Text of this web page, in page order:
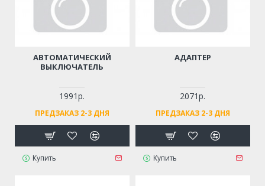
АВТОМАТИЧЕСКИЙ
ВЫКЛЮЧАТЕЛЬ
1991р.
ПРЕДЗАКАЗ 2-3 ДНЯ
Купить
АДАПТЕР
2071р.
ПРЕДЗАКАЗ 2-3 ДНЯ
Купить